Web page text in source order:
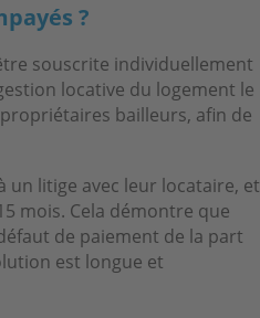
?
souscrite individuellement
locative du logement le
bailleurs, afin de
un litige avec leur locataire, et
mois. Cela démontre que
de paiement de la part
est longue et